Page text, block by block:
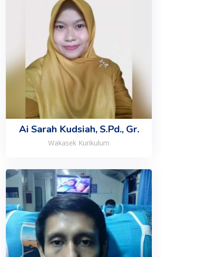
Ai Sarah Kudsiah, S.Pd., Gr.
Wakasek Kurikulum